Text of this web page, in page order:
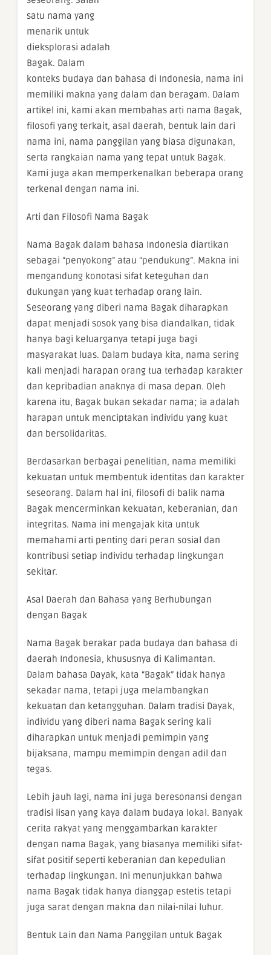
satu nama yang
menarik untuk
dieksplorasi adalah
Bagak. Dalam
konteks budaya dan bahasa di Indonesia, nama ini
memiliki makna yang dalam dan beragam. Dalam
artikel ini, kami akan membahas arti nama Bagak,
filosofi yang terkait, asal daerah, bentuk lain dari
nama ini, nama panggilan yang biasa digunakan,
serta rangkaian nama yang tepat untuk Bagak.
Kami juga akan memperkenalkan beberapa orang
terkenal dengan nama ini.
Arti dan Filosofi Nama Bagak
Nama Bagak dalam bahasa Indonesia diartikan
sebagai “penyokong” atau “pendukung”. Makna ini
mengandung konotasi sifat keteguhan dan
dukungan yang kuat terhadap orang lain.
Seseorang yang diberi nama Bagak diharapkan
dapat menjadi sosok yang bisa diandalkan, tidak
hanya bagi keluarganya tetapi juga bagi
masyarakat luas. Dalam budaya kita, nama sering
kali menjadi harapan orang tua terhadap karakter
dan kepribadian anaknya di masa depan. Oleh
karena itu, Bagak bukan sekadar nama; ia adalah
harapan untuk menciptakan individu yang kuat
dan bersolidaritas.
Berdasarkan berbagai penelitian, nama memiliki
kekuatan untuk membentuk identitas dan karakter
seseorang. Dalam hal ini, filosofi di balik nama
Bagak mencerminkan kekuatan, keberanian, dan
integritas. Nama ini mengajak kita untuk
memahami arti penting dari peran sosial dan
kontribusi setiap individu terhadap lingkungan
sekitar.
Asal Daerah dan Bahasa yang Berhubungan
dengan Bagak
Nama Bagak berakar pada budaya dan bahasa di
daerah Indonesia, khususnya di Kalimantan.
Dalam bahasa Dayak, kata “Bagak” tidak hanya
sekadar nama, tetapi juga melambangkan
kekuatan dan ketangguhan. Dalam tradisi Dayak,
individu yang diberi nama Bagak sering kali
diharapkan untuk menjadi pemimpin yang
bijaksana, mampu memimpin dengan adil dan
tegas.
Lebih jauh lagi, nama ini juga beresonansi dengan
tradisi lisan yang kaya dalam budaya lokal. Banyak
cerita rakyat yang menggambarkan karakter
dengan nama Bagak, yang biasanya memiliki sifat-
sifat positif seperti keberanian dan kepedulian
terhadap lingkungan. Ini menunjukkan bahwa
nama Bagak tidak hanya dianggap estetis tetapi
juga sarat dengan makna dan nilai-nilai luhur.
Bentuk Lain dan Nama Panggilan untuk Bagak